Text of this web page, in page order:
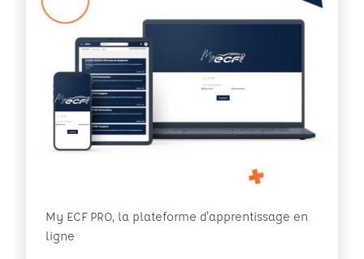
My ECF PRO, la plateforme d'apprentissage en
ligne